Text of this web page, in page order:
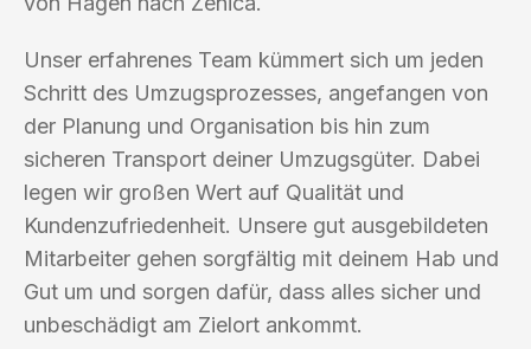
Unser erfahrenes Team kümmert sich um jeden
Schritt des Umzugsprozesses, angefangen von
der Planung und Organisation bis hin zum
sicheren Transport deiner Umzugsgüter. Dabei
legen wir großen Wert auf Qualität und
Kundenzufriedenheit. Unsere gut ausgebildeten
Mitarbeiter gehen sorgfältig mit deinem Hab und
Gut um und sorgen dafür, dass alles sicher und
unbeschädigt am Zielort ankommt.